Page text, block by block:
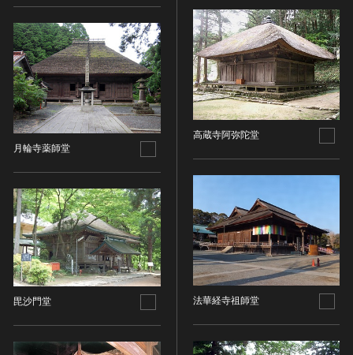
月輪寺薬師堂
毘沙門堂
高蔵寺阿弥陀堂
法華経寺祖師堂
晋 [中国]
五胡十六国 [中国]
南北朝（六朝） [中国]
隋 [中国]
唐 [中国]
五代十国 [中国]
元 [中国]
明 [中国]
清 [中国]
近現代 [中国]
デザイン
書
その他
考古資料
石器・石製品類
土器・土製品類
金属製品類
骨角・牙・貝製品類
その他
歴史資料／書跡・典籍／古文書
文書・書籍
絵図・地図
能楽
民俗文化財(有形民俗文化財)
民俗文化財(無形民俗文化財)
記念物(史跡)
記念物(名勝)
記念物(天然記念物)
伝統的建造物群保存地区
文化財保存技術
RESTRICTIONS（著作権なし-契約による制限あり）
NO COPYRIGHT - NONCOMMERCIAL USE ONLY（著
作権なし-非営利目的のみ利用可）
NO COPYRIGHT - OTHER KNOWN LEGAL
RESTRICTIONS（著作権なし-他の法的制限あり）
NO COPYRIGHT - UNITED STATES（著作権なし-米国
の法律上）
COPYRIGHT NOT EVALUATED（著作権未評価）
NO KNOWN COPYRIGHT（知る限り著作権なし）
COPYRIGHT UNDETERMINED - JP ORPHAN
WORK（著作権未決定-裁定制度利用著作物）